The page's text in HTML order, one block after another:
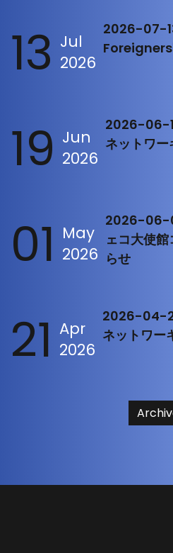
13 Jul
2026
2026-07-
19 Jun
2026
2026-06-
ネットワー
01 May
2026
2026-06-
ェコ大使
らせ
21 Apr
2026
2026-04-
ネットワー